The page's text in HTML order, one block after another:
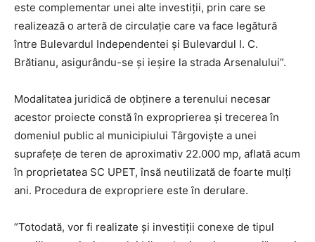
este complementar unei alte investiții, prin care se
realizează o arteră de circulație care va face legătură
între Bulevardul Independentei și Bulevardul I. C.
Brătianu, asigurându-se și ieșire la strada Arsenalului”.
Modalitatea juridică de obținere a terenului necesar
acestor proiecte constă în exproprierea și trecerea în
domeniul public al municipiului Târgoviște a unei
suprafețe de teren de aproximativ 22.000 mp, aflată acum
în proprietatea SC UPET, însă neutilizată de foarte mulți
ani. Procedura de expropriere este în derulare.
”Totodată, vor fi realizate și investiții conexe de tipul